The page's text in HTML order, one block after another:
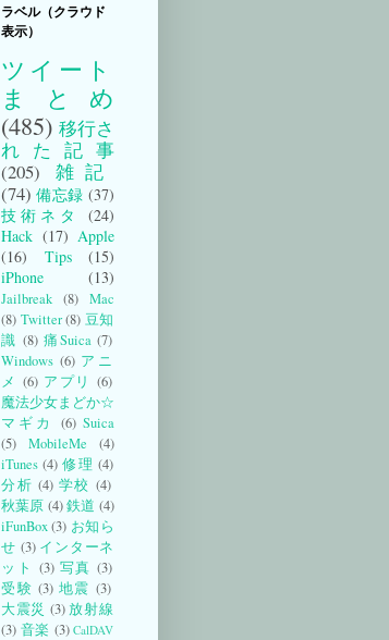
ラベル（クラウド
表示）
ツイート
まとめ
(485) 移行さ
れた記事
(205)
雑記
(74) 備忘録 (37)
技術ネタ
(24)
Hack (17) Apple
(16)
Tips
(15)
iPhone
(13)
Jailbreak (8) Mac
(8) Twitter (8) 豆知
識 (8) 痛Suica (7)
Windows (6) アニ
メ (6) アプリ (6)
魔法少女まどか☆
マギカ
(6) Suica
(5)
MobileMe
(4)
iTunes (4) 修理 (4)
分析 (4) 学校 (4)
秋葉原 (4)鉄道 (4)
iFunBox (3) お知ら
せ (3) インターネ
ット (3) 写真 (3)
受験 (3) 地震 (3)
大震災 (3) 放射線
(3) 音楽 (3) CalDAV